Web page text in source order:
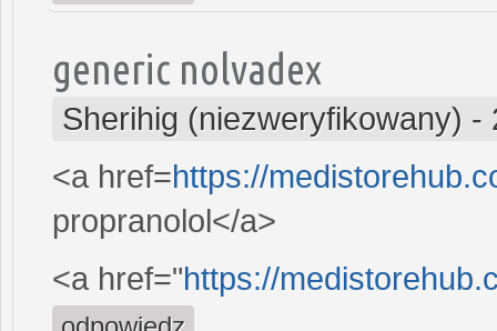
generic nolvadex
Sherihig (niezweryfikowany) -
<a href=https://
propranolol</a>
<a href="https://